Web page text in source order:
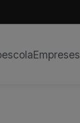
Empreses